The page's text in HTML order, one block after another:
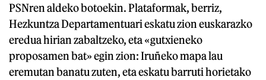
PSNren aldeko botoekin. Plataformak, berriz,
Hezkuntza Departamentuari eskatu zion euskarazko
eredua hirian zabaltzeko, eta «gutxieneko
proposamen bat» egin zion: Iruñeko mapa lau
eremutan banatu zuten, eta eskatu barruti horietako